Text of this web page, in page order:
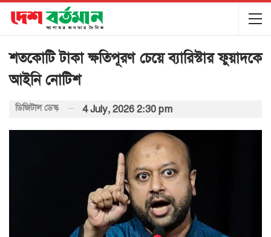
শতকোটি টাকা ক্ষতিপূরণ চেয়ে ব্যারিস্টার ফুয়াদকে
আইনি নোটিশ
ডিজিটাল ডেস্ক 4 July, 2026 2:30 pm